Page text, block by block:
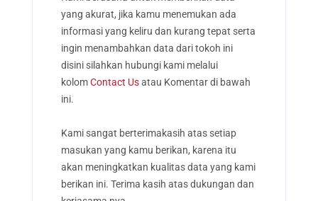
yang akurat, jika kamu menemukan ada
informasi yang keliru dan kurang tepat serta
ingin menambahkan data dari tokoh ini
disini silahkan hubungi kami melalui
kolomContact Usatau Komentar di bawah
ini.
Kami sangat berterimakasih atas setiap
masukan yang kamu berikan, karena itu
akan meningkatkan kualitas data yang kami
berikan ini. Terima kasih atas dukungan dan